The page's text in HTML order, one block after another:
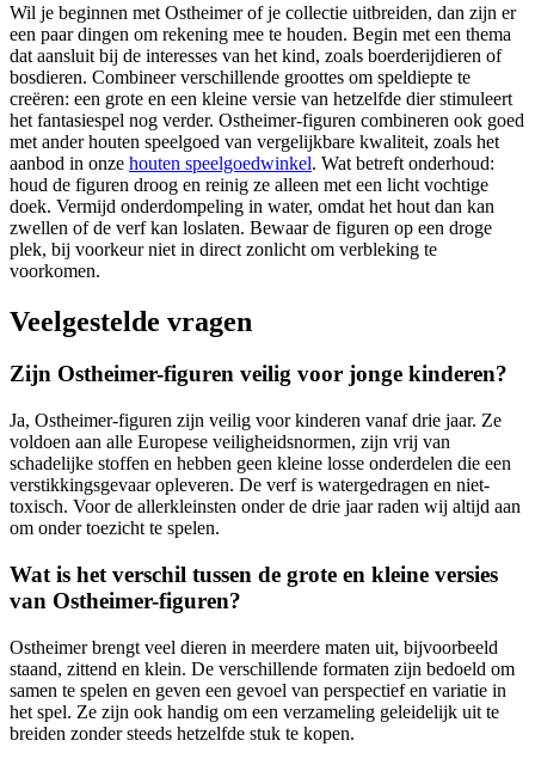
Wil je beginnen met Ostheimer of je collectie uitbreiden, dan zijn er
een paar dingen om rekening mee te houden. Begin met een thema
dat aansluit bij de interesses van het kind, zoals boerderijdieren of
bosdieren. Combineer verschillende groottes om speldiepte te
creëren: een grote en een kleine versie van hetzelfde dier stimuleert
het fantasiespel nog verder. Ostheimer-figuren combineren ook goed
met ander houten speelgoed van vergelijkbare kwaliteit, zoals het
aanbod in onze houten speelgoedwinkel. Wat betreft onderhoud:
houd de figuren droog en reinig ze alleen met een licht vochtige
doek. Vermijd onderdompeling in water, omdat het hout dan kan
zwellen of de verf kan loslaten. Bewaar de figuren op een droge
plek, bij voorkeur niet in direct zonlicht om verbleking te
voorkomen.
Veelgestelde vragen
Zijn Ostheimer-figuren veilig voor jonge kinderen?
Ja, Ostheimer-figuren zijn veilig voor kinderen vanaf drie jaar. Ze
voldoen aan alle Europese veiligheidsnormen, zijn vrij van
schadelijke stoffen en hebben geen kleine losse onderdelen die een
verstikkingsgevaar opleveren. De verf is watergedragen en niet-
toxisch. Voor de allerkleinsten onder de drie jaar raden wij altijd aan
om onder toezicht te spelen.
Wat is het verschil tussen de grote en kleine versies
van Ostheimer-figuren?
Ostheimer brengt veel dieren in meerdere maten uit, bijvoorbeeld
staand, zittend en klein. De verschillende formaten zijn bedoeld om
samen te spelen en geven een gevoel van perspectief en variatie in
het spel. Ze zijn ook handig om een verzameling geleidelijk uit te
breiden zonder steeds hetzelfde stuk te kopen.